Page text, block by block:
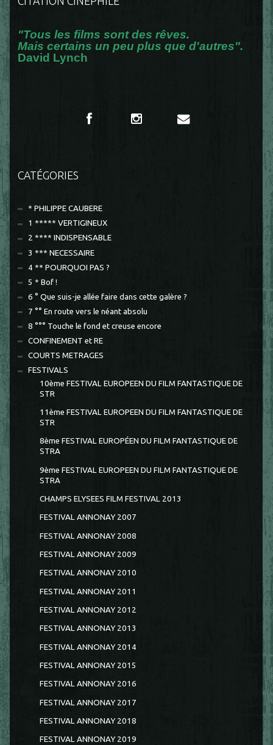
"Tous les films sont des rêves.
Mais certains un peu plus que d'autres".
David Lynch
CATÉGORIES
* PHILIPPE CAUBERE
1 ***** VERTIGINEUX
2 **** INDISPENSABLE
3 *** NECESSAIRE
4 ** POURQUOI PAS ?
5 * Bof !
6 ° Que suis-je allée faire dans cette galère ?
7 °° En route vers le néant absolu
8 °°° Touche le fond et creuse encore
CONFINEMENT et RE
COURTS METRAGES
FESTIVALS
10ème FESTIVAL EUROPEEN DU FILM FANTASTIQUE DE
STR
11ème FESTIVAL EUROPEEN DU FILM FANTASTIQUE DE
STR
8ème FESTIVAL EUROPÉEN DU FILM FANTASTIQUE DE
STRA
9ème FESTIVAL EUROPEEN DU FILM FANTASTIQUE DE
STRA
CHAMPS ELYSEES FILM FESTIVAL 2013
FESTIVAL ANNONAY 2007
FESTIVAL ANNONAY 2008
FESTIVAL ANNONAY 2009
FESTIVAL ANNONAY 2010
FESTIVAL ANNONAY 2011
FESTIVAL ANNONAY 2012
FESTIVAL ANNONAY 2013
FESTIVAL ANNONAY 2014
FESTIVAL ANNONAY 2015
FESTIVAL ANNONAY 2016
FESTIVAL ANNONAY 2017
FESTIVAL ANNONAY 2018
FESTIVAL ANNONAY 2019